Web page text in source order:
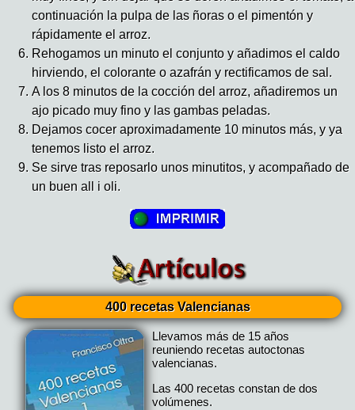
continuación la pulpa de las ñoras o el pimentón y
rápidamente el arroz.
Rehogamos un minuto el conjunto y añadimos el caldo
hirviendo, el colorante o azafrán y rectificamos de sal.
A los 8 minutos de la cocción del arroz, añadiremos un
ajo picado muy fino y las gambas peladas.
Dejamos cocer aproximadamente 10 minutos más, y ya
tenemos listo el arroz.
Se sirve tras reposarlo unos minutitos, y acompañado de
un buen all i oli.
400 recetas Valencianas
Llevamos más de 15 años
reuniendo recetas autoctonas
valencianas.
Las 400 recetas constan de dos
volúmenes.